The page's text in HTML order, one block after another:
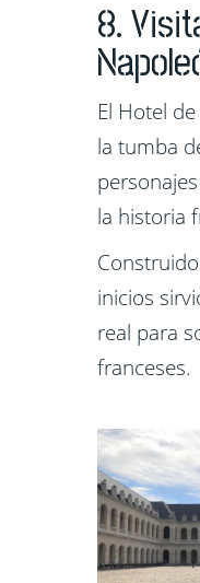
8.
El Hotel
la tumba
la historia
inicios
real para
franceses.